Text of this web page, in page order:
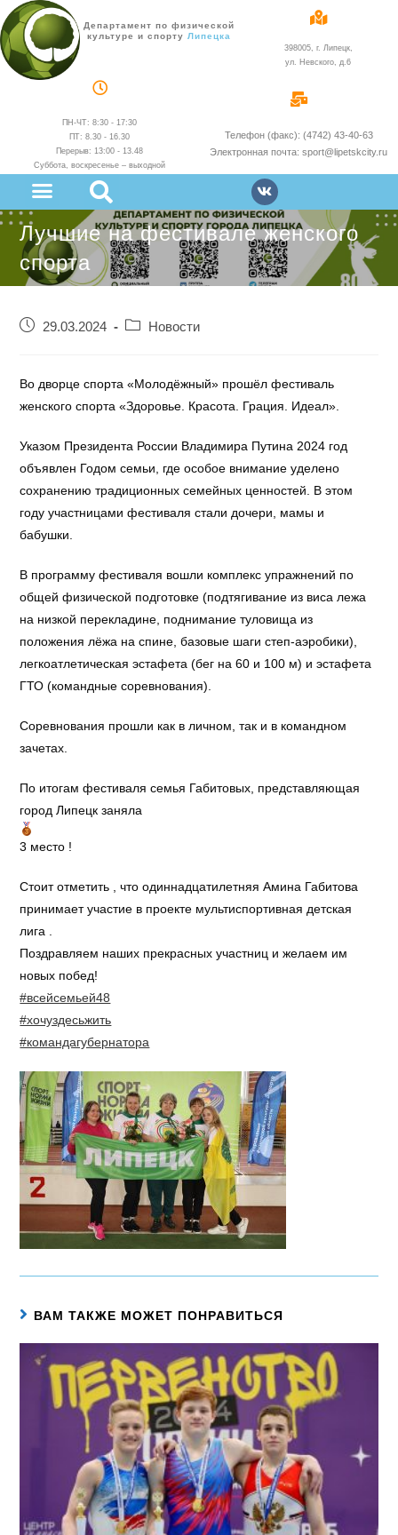
Департамент по физической
культуре и спортуЛипецка
398005, г. Липецк,
ул. Невского, д.6
ПН-ЧТ: 8:30 - 17:30
ПТ: 8.30 - 16.30
Перерыв: 13:00 - 13.48
Суббота, воскресенье – выходной
Телефон (факс): (4742) 43-40-63
Электронная почта: sport@lipetskcity.ru
Лучшие на фестивале женского
спорта
29.03.2024 Новости
Во дворце спорта «Молодёжный» прошёл фестиваль
женского спорта «Здоровье. Красота. Грация. Идеал».
Указом Президента России Владимира Путина 2024 год
объявлен Годом семьи, где особое внимание уделено
сохранению традиционных семейных ценностей. В этом
году участницами фестиваля стали дочери, мамы и
бабушки.
В программу фестиваля вошли комплекс упражнений по
общей физической подготовке (подтягивание из виса лежа
на низкой перекладине, поднимание туловища из
положения лёжа на спине, базовые шаги степ-аэробики),
легкоатлетическая эстафета (бег на 60 и 100 м) и эстафета
ГТО (командные соревнования).
Соревнования прошли как в личном, так и в командном
зачетах.
По итогам фестиваля семья Габитовых, представляющая
город Липецк заняла
3 место !
Стоит отметить , что одиннадцатилетняя Амина Габитова
принимает участие в проекте мультиспортивная детская
лига .
Поздравляем наших прекрасных участниц и желаем им
новых побед!
#всейсемьей48
#хочуздесьжить
#командагубернатора
ВАМ ТАКЖЕ МОЖЕТ ПОНРАВИТЬСЯ